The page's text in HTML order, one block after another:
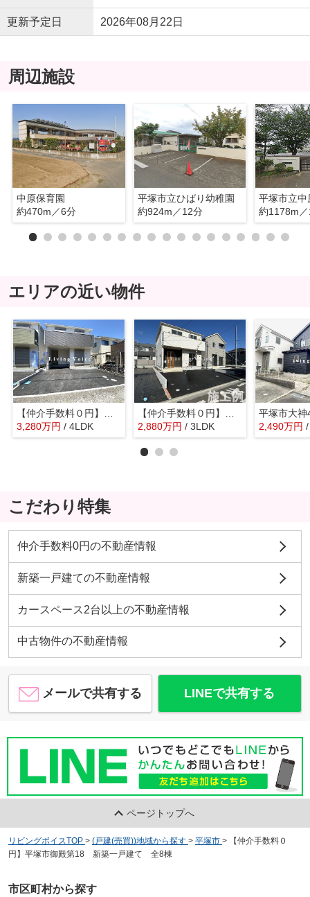
更新予定日 2026年08月22日
周辺施設
中原保育園
約470m／6分
平塚市立ひばり幼稚園
約924m／12分
平塚市立中
約1178m
エリアの近い物件
【仲介手数料０円】平塚市達上ヶ丘第4 新築一戸建て 2号棟 全2棟
3,280万円 / 4LDK
【仲介手数料０円】平塚市南金目第20 新築一戸建て 全２棟
2,880万円 / 3LDK 2,490万円
こだわり特集
仲介手数料0円の不動産情報
新築一戸建ての不動産情報
カースペース2台以上の不動産情報
中古物件の不動産情報
メールで共有する LINEで共有する
ページトップへ
リビングボイスTOP > (戸建(売買))地域から探す > 平塚市 >
【仲介手数料０
円】平塚市御殿第18 新築一戸建て 全8棟
市区町村から探す